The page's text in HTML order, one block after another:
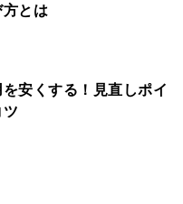
とは
安くする！見直しポイ
ツ